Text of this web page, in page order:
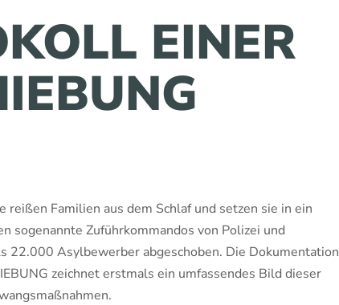
EINER
reißen Familien aus dem Schlaf und setzen sie in ein
sogenannte Zuführkommandos von Polizei und
22.000 Asylbewerber abgeschoben. Die Dokumentation
zeichnet erstmals ein umfassendes Bild dieser